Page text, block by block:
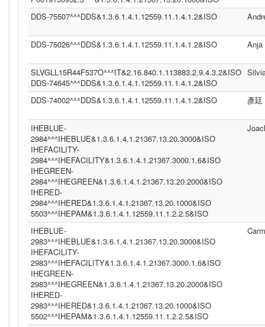
DDS-75507^^^DDS&1.3.6.1.4.1.12559.11.1.4.1.2&ISO
DDS-75026^^^DDS&1.3.6.1.4.1.12559.11.1.4.1.2&ISO Anja
SLVGLL15R44F537O^^^IT&2.16.840.1.113883.2.9.4.3.2&ISO
DDS-74645^^^DDS&1.3.6.1.4.1.12559.11.1.4.1.2&ISO
DDS-74002^^^DDS&1.3.6.1.4.1.12559.11.1.4.1.2&ISO 彥廷
IHEBLUE-
2984^^^IHEBLUE&1.3.6.1.4.1.21367.13.20.3000&ISO
IHEFACILITY-
2984^^^IHEFACILITY&1.3.6.1.4.1.21367.3000.1.6&ISO
IHEGREEN-
2984^^^IHEGREEN&1.3.6.1.4.1.21367.13.20.2000&ISO
IHERED-
2984^^^IHERED&1.3.6.1.4.1.21367.13.20.1000&ISO
5503^^^IHEPAM&1.3.6.1.4.1.12559.11.1.2.2.5&ISO
IHEBLUE-
2983^^^IHEBLUE&1.3.6.1.4.1.21367.13.20.3000&ISO
IHEFACILITY-
2983^^^IHEFACILITY&1.3.6.1.4.1.21367.3000.1.6&ISO
IHEGREEN-
2983^^^IHEGREEN&1.3.6.1.4.1.21367.13.20.2000&ISO
IHERED-
2983^^^IHERED&1.3.6.1.4.1.21367.13.20.1000&ISO
5502^^^IHEPAM&1.3.6.1.4.1.12559.11.1.2.2.5&ISO